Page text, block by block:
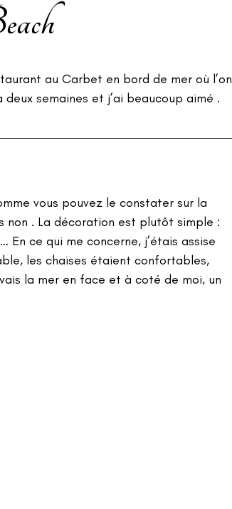
au Carbet en bord de mer où l’on
semaines et j’ai beaucoup aimé .
vous pouvez le constater sur la
non . La décoration est plutôt simple :
En ce qui me concerne, j’étais assise
les chaises étaient confortables,
la mer en face et à coté de moi, un